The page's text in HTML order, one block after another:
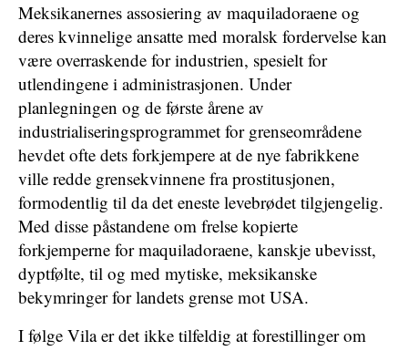
Meksikanernes assosiering av maquiladoraene og
deres kvinnelige ansatte med moralsk fordervelse kan
være overraskende for industrien, spesielt for
utlendingene i administrasjonen. Under
planlegningen og de første årene av
industrialiseringsprogrammet for grenseområdene
hevdet ofte dets forkjempere at de nye fabrikkene
ville redde grensekvinnene fra prostitusjonen,
formodentlig til da det eneste levebrødet tilgjengelig.
Med disse påstandene om frelse kopierte
forkjemperne for maquiladoraene, kanskje ubevisst,
dyptfølte, til og med mytiske, meksikanske
bekymringer for landets grense mot USA.
I følge Vila er det ikke tilfeldig at forestillinger om